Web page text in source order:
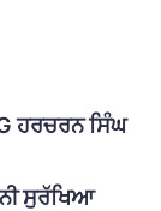
ਹਰਚਰਨ ਸਿੰਘ
ਸੁਰੱਖਿਆ